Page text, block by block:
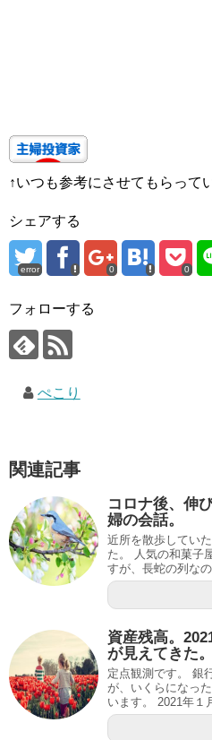
↑いつも参考にさせてもらって
シェアする
error 0 0
フォローする
ぺこり
関連記事
コロナ後、伸
婦の会話。
近所を散歩してい
た。 人気の和菓子
すが、長蛇の列な
資産残高。
が見えてきた。
定点観測です。 銀
が、いくらになっ
います。 2021年１